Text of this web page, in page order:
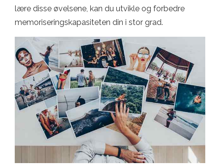
lære disse øvelsene, kan du utvikle og forbedre
memoriseringskapasiteten din i stor grad.